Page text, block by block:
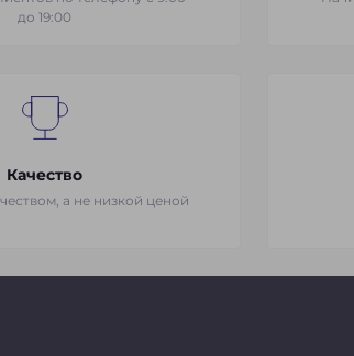
до 19:00
Качество
а не низкой ценой